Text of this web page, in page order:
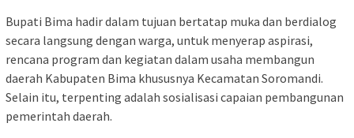
Bupati Bima hadir dalam tujuan bertatap muka dan berdialog
secara langsung dengan warga, untuk menyerap aspirasi,
rencana program dan kegiatan dalam usaha membangun
daerah Kabupaten Bima khususnya Kecamatan Soromandi.
Selain itu, terpenting adalah sosialisasi capaian pembangunan
pemerintah daerah.